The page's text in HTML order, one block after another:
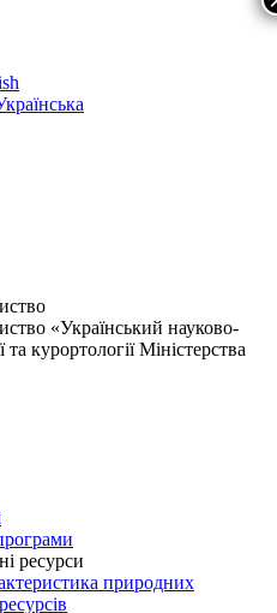
«Український науково-
та курортології Міністерства
ресурси
природних